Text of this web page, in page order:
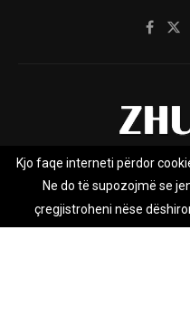
Rreth nesh
Zhurnal.mk është Agjenci e
Kjo faqe interneti përdor
Ne do të supozojmë se
çregjistroheni nëse